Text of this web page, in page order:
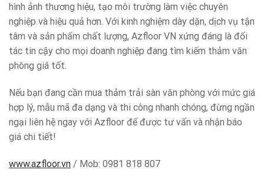
hình ảnh thương hiệu, tạo môi trường làm việc chuyên
nghiệp và hiệu quả hơn. Với kinh nghiệm dày dặn, dịch vụ tận
tâm và sản phẩm chất lượng, Azfloor VN xứng đáng là đối
tác tin cậy cho mọi doanh nghiệp đang tìm kiếm thảm văn
phòng giá tốt.
Nếu bạn đang cần mua thảm trải sàn văn phòng với mức giá
hợp lý, mẫu mã đa dạng và thi công nhanh chóng, đừng ngần
ngại liên hệ ngay với Azfloor để được tư vấn và nhận báo
giá chi tiết!
www.azfloor.vn / Mob: 0981 818 807